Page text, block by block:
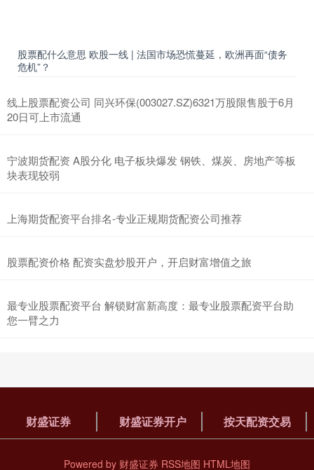
股票配什么意思 欧股一线 | 法国市场恐慌蔓延，欧洲再面“债务
危机”？
线上股票配资公司 同兴环保(003027.SZ)6321万股限售股于6月
20日可上市流通
宁波期货配资 A股分化 电子板块爆发 钢铁、煤炭、房地产等板
块表现较弱
上海期货配资平台排名-专业正规期货配资公司推荐
股票配资价格 配资实盘炒股开户，开启财富增值之旅
最专业股票配资平台 解锁财富新高度：最专业股票配资平台助
您一臂之力
财盛证券 财盛证券开户 按天配资交易
Powered by 财盛证券 RSS地图 HTML地图